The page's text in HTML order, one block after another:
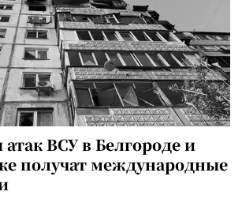
ВСУ в Белгороде и
получат международные